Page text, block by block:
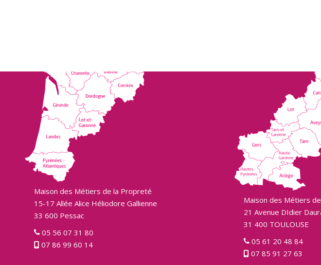
Maison des Métiers de la Propreté
15-17 Allée Alice Héliodore Gallienne
33 600 Pessac
05 56 07 31 80
07 86 99 60 14
Maison des Métiers
21 Avenue DIdier
31 400 TOULOUSE
05 61 20 48 84
07 85 91 27 63